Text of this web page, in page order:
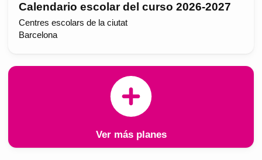
Calendario escolar del curso 2026-2027
Centres escolars de la ciutat
Barcelona
Ver más planes